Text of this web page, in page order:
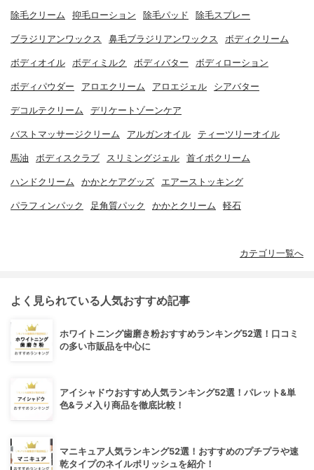
除毛クリーム 抑毛ローション 除毛パッド 除毛スプレー
ブラジリアンワックス 鼻毛ブラジリアンワックス ボディクリーム
ボディオイル ボディミルク ボディバター ボディローション
ボディパウダー アロエクリーム アロエジェル シアバター
デコルテクリーム デリケートゾーンケア
バストマッサージクリーム アルガンオイル ティーツリーオイル
馬油 ボディスクラブ スリミングジェル 首イボクリーム
ハンドクリーム かかとケアグッズ エアーストッキング
パラフィンパック 足角質パック かかとクリーム 軽石
カテゴリ一覧へ
よく見られている人気おすすめ記事
ホワイトニング歯磨き粉おすすめランキング52選！口コミ
の多い市販品を中心に
アイシャドウおすすめ人気ランキング52選！パレット&単
色&ラメ入り商品を徹底比較！
マニキュア人気ランキング52選！おすすめのプチプラや速
乾タイプのネイルポリッシュを紹介！